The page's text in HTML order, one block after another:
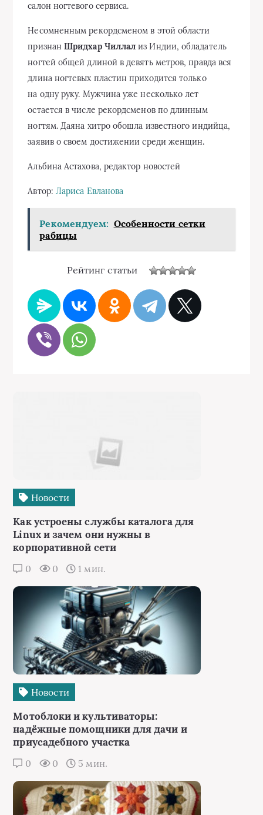
салон ногтевого сервиса.
Несомненным рекордсменом в этой области
признанШридхар Чиллал из Индии, обладатель
ногтей общей длиной в девять метров, правда вся
длина ногтевых пластин приходится только
на одну руку. Мужчина уже несколько лет
остается в числе рекордсменов по длинным
ногтям. Даяна хитро обошла известного индийца,
заявив о своем достижении среди женщин.
Альбина Астахова, редактор новостей
Автор: Лариса Евланова
Рекомендуем: Особенности сетки
рабицы
Рейтинг статьи
Новости
Как устроены службы каталога для
Linux и зачем они нужны в
корпоративной сети
0 0 1 мин.
Новости
Мотоблоки и культиваторы:
надёжные помощники для дачи и
приусадебного участка
0 0 5 мин.